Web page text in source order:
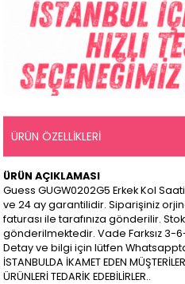
ÜRÜN ÖZELLIKLERI
ÜRÜN AÇIKLAMASI
Guess GUGW0202G5 Erkek Kol
ve 24 ay garantilidir. Siparişiniz
faturası ile tarafınıza gönderilir.
gönderilmektedir. Vade Farksız 3-
Detay ve bilgi için lütfen
İSTANBULDA İKAMET EDEN
ÜRÜNLERİ TEDARİK EDEBİLİRLER..